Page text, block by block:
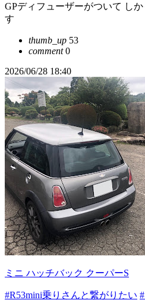
GPディフューザーがついて し
す
thumb_up 53
comment0
2026/06/28 18:40
ミニ ハッチバック クーパーS
#R53mini乗りさんと繋がりたい